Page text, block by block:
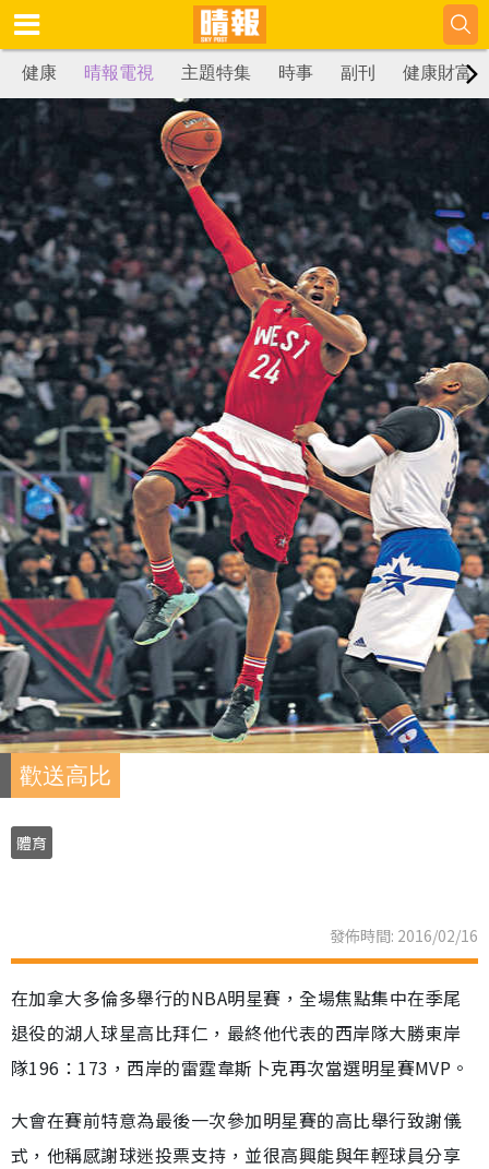
健康 晴報電視 主題特集 時事 副刊 健康財富
歡送高比
體育
發佈時間: 2016/02/16
在加拿大多倫多舉行的NBA明星賽，全場焦點集中在季尾
退役的湖人球星高比拜仁，最終他代表的西岸隊大勝東岸
隊196：173，西岸的雷霆韋斯卜克再次當選明星賽MVP。
大會在賽前特意為最後一次參加明星賽的高比舉行致謝儀
式，他稱感謝球迷投票支持，並很高興能與年輕球員分享